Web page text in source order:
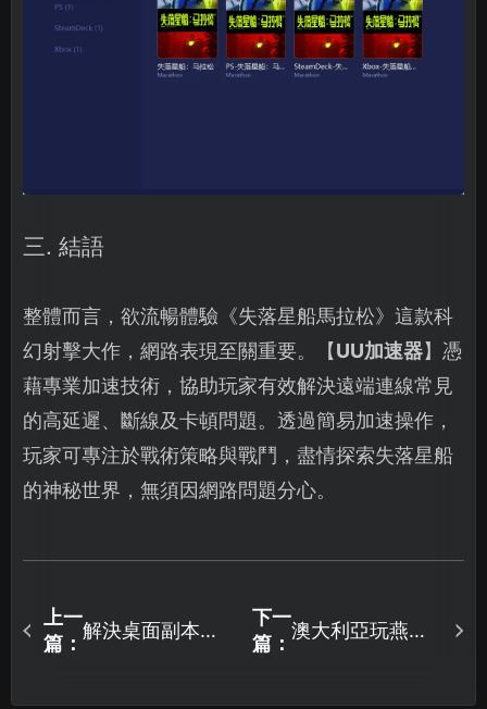
三. 結語
整體而言，欲流暢體驗《失落星船馬拉松》這款科
幻射擊大作，網路表現至關重要。【UU加速器】憑
藉專業加速技術，協助玩家有效解決遠端連線常見
的高延遲、斷線及卡頓問題。透過簡易加速操作，
玩家可專注於戰術策略與戰鬥，盡情探索失落星船
的神秘世界，無須因網路問題分心。
上一
篇：
解決桌面副本物
下一
篇：
澳大利亞玩燕雲